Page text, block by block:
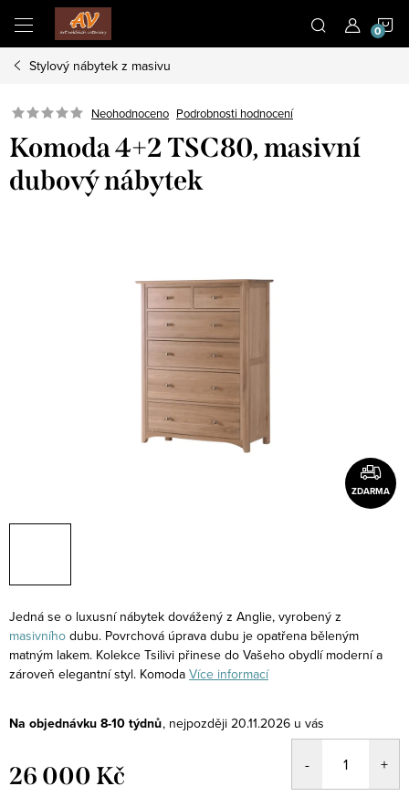
obsah
Stylový nábytek z masivu
Neohodnoceno Podrobnosti hodnocení
Komoda 4+2 TSC80, masivní
dubový nábytek
ZDARMA
Jedná se o luxusní nábytek dovážený z Anglie, vyrobený z
masivního dubu. Povrchová úprava dubu je opatřena běleným
matným lakem. Kolekce Tsilivi přinese do Vašeho obydlí moderní a
zároveň elegantní styl. Komoda Více informací
Na objednávku 8-10 týdnů 20.11.2026
26 000 Kč